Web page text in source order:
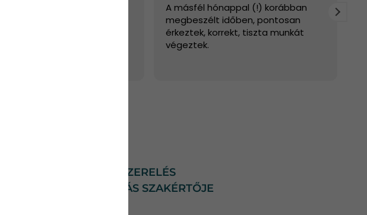
Rendkívül udvarias, korrekt társaság,
gyors a válaszadás, a kivitelezés és
az ügyintézés.
A MEGBÍZHATÓ KLÍMASZERELÉS
ÉS KLÍMA KARBANTARTÁS SZAKÉRTŐJE